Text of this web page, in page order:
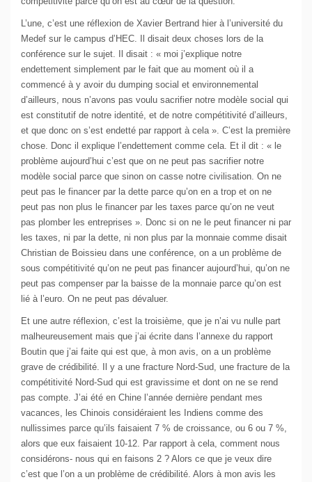
L’une, c’est une réflexion de Xavier Bertrand hier à l’université du
Medef sur le campus d’HEC. Il disait deux choses lors de la
conférence sur le sujet. Il disait : « moi j’explique notre
endettement simplement par le fait que au moment où il a
commencé à y avoir du dumping social et environnemental
d’ailleurs, nous n’avons pas voulu sacrifier notre modèle social qui
est constitutif de notre identité, et de notre compétitivité d’ailleurs,
et que donc on s’est endetté par rapport à cela ». C’est la première
chose. Donc il explique l’endettement comme cela. Et il dit : « le
problème aujourd’hui c’est que on ne peut pas sacrifier notre
modèle social parce que sinon on casse notre civilisation. On ne
peut pas le financer par la dette parce qu’on en a trop et on ne
peut pas non plus le financer par les taxes parce qu’on ne veut
pas plomber les entreprises ». Donc si on ne le peut financer ni par
les taxes, ni par la dette, ni non plus par la monnaie comme disait
Christian de Boissieu dans une conférence, on a un problème de
sous compétitivité qu’on ne peut pas financer aujourd’hui, qu’on ne
peut pas compenser par la baisse de la monnaie parce qu’on est
lié à l’euro. On ne peut pas dévaluer.
Et une autre réflexion, c’est la troisième, que je n’ai vu nulle part
malheureusement mais que j’ai écrite dans l’annexe du rapport
Boutin que j’ai faite qui est que, à mon avis, on a un problème
grave de crédibilité. Il y a une fracture Nord-Sud, une fracture de la
compétitivité Nord-Sud qui est gravissime et dont on ne se rend
pas compte. J’ai été en Chine l’année dernière pendant mes
vacances, les Chinois considéraient les Indiens comme des
nullissimes parce qu’ils faisaient 7 % de croissance, ou 6 ou 7 %,
alors que eux faisaient 10-12. Par rapport à cela, comment nous
considérons- nous qui en faisons 2 ? Alors ce que je veux dire
c’est que l’on a un problème de crédibilité. Alors à mon avis les